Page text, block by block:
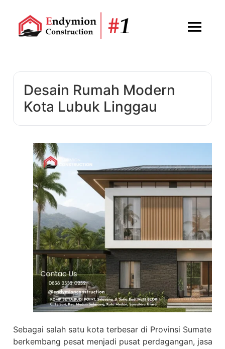
Desain Rumah Modern
Kota Lubuk Linggau
Sebagai salah satu kota terbesar di Provinsi Sumatera
berkembang pesat menjadi pusat perdagangan, jasa,